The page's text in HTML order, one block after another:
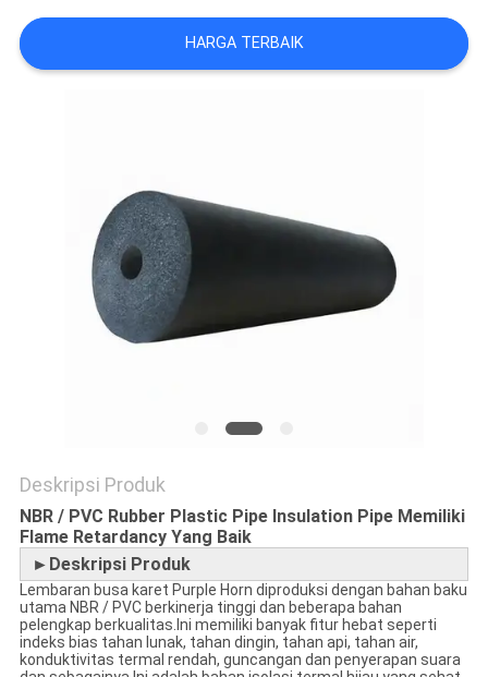
SITEMAP
HARGA TERBAIK
Deskripsi Produk
NBR / PVC Rubber Plastic Pipe Insulation Pipe Memiliki
Flame Retardancy Yang Baik
►Deskripsi Produk
Lembaran busa karet Purple Horn diproduksi dengan bahan baku
utama NBR / PVC berkinerja tinggi dan beberapa bahan
pelengkap berkualitas.Ini memiliki banyak fitur hebat seperti
indeks bias tahan lunak, tahan dingin, tahan api, tahan air,
konduktivitas termal rendah, guncangan dan penyerapan suara